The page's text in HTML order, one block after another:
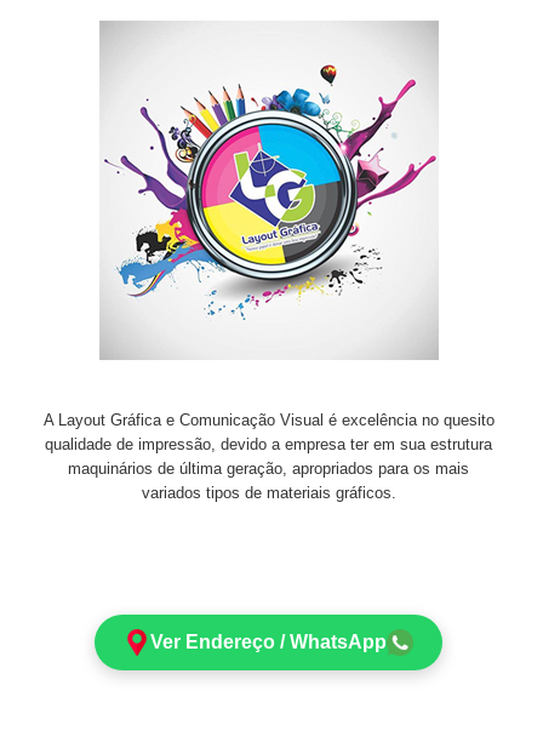
A Layout Gráfica e Comunicação Visual é excelência no quesito
qualidade de impressão, devido a empresa ter em sua estrutura
maquinários de última geração, apropriados para os mais
variados tipos de materiais gráficos.
Ver Endereço / WhatsApp